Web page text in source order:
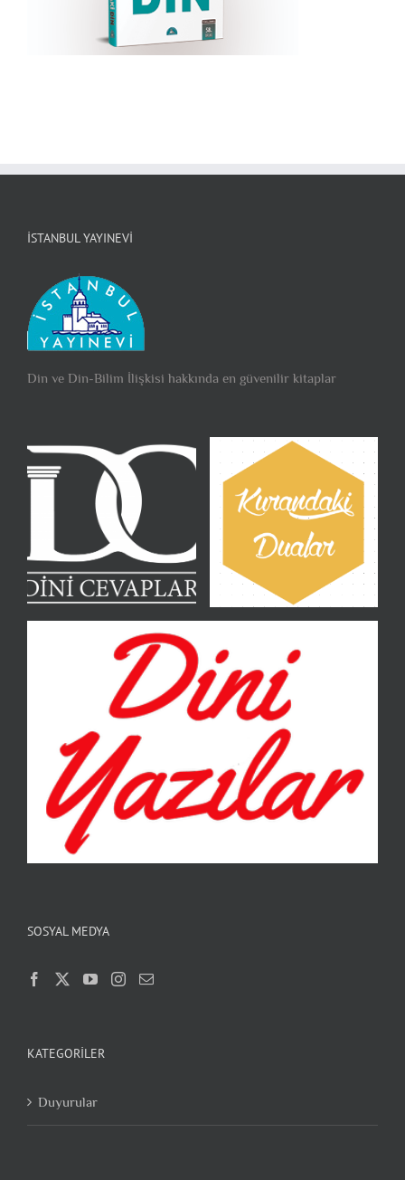
İSTANBUL YAYINEVI
Din ve Din-Bilim İlişkisi hakkında en güvenilir kitaplar
SOSYAL MEDYA
KATEGORILER
Duyurular